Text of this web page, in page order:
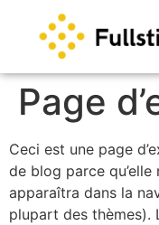
Page
Ceci est une page
de blog parce
apparaîtra dans la
plupart des thèmes).